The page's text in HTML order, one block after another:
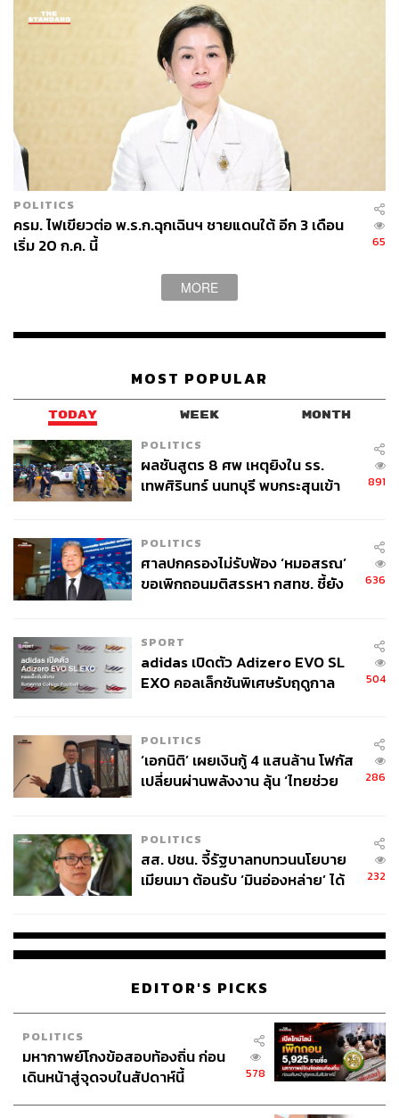
ช่องทางประชาสัมพันธ์ต่างๆ ในรูปแบบและภาษาที่
ประชาชนในพื้นที่สามารถเข้าใจได้ เพื่อให้ประชาชน
ได้รับทราบและสามารถตรวจสอบได้ อันเป็นการลด
ปัญหาผลกระทบจากการปฏิบัติของเจ้าหน้าที่
คณะกรรมการสิทธิมนุษยชนแห่งชาติ
ปัตตานี
การละเมิดสิทธิมนุษยชน
วสันต์ ภัยหลีกลี้
ปรีดา คงแป้น
40
ABOUT THE AUTHOR
กองบรรณาธิการ THE STANDARD
POLITICS
ครม. ไฟเขียวต่อ พ.ร.ก.ฉุกเฉินฯ ชายแดนใต้ อีก 3 เดือน
เริ่ม 20 ก.ค. นี้
65
MORE
MOST POPULAR
TODAY WEEK MONTH
POLITICS
ผลชันสูตร 8 ศพ เหตุยิงใน รร.
เทพศิรินทร์ นนทบุรี พบกระสุนเข้า
891
POLITICS
ศาลปกครองไม่รับฟ้อง ‘หมอสรณ’
ขอเพิกถอนมติสรรหา กสทช. ชี้ยัง
636
SPORT
adidas เปิดตัว Adizero EVO SL
EXO คอลเล็กชันพิเศษรับฤดูกาล
504
POLITICS
‘เอกนิติ’ เผยเงินกู้ 4 แสนล้าน โฟกัส
เปลี่ยนผ่านพลังงาน ลุ้น ‘ไทยช่วย
286
POLITICS
สส. ปชน. จี้รัฐบาลทบทวนนโยบาย
เมียนมา ต้อนรับ ‘มินอ่องหล่าย’ ได้
232
EDITOR'S PICKS
POLITICS
มหากาพย์โกงข้อสอบท้องถิ่น ก่อน
เดินหน้าสู่จุดจบในสัปดาห์นี้
578